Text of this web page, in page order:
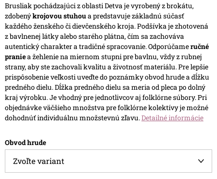
Brusliak pochádzajúci z oblasti Detva je vyrobený z brokátu,
zdobenýkrojovou stuhoua predstavuje základnú súčasť
každého ženského či dievčenského kroja. Podšívka je zhotovená
z bavlnenej látky alebo starého plátna, čím sa zachováva
autentický charakter a tradičné spracovanie.Odporúčameručné
praniea žehlenie na miernom stupni pre bavlnu, vždy z rubnej
strany, aby ste zachovali kvalitu a životnosť materiálu.Pre lepšie
prispôsobenie veľkosti uveďte do poznámky obvod hrude a dĺžku
predného dielu. Dĺžka predného dielu sa meria od pleca po dolný
kraj výrobku.Je vhodný pre jednotlivcov aj folklórne súbory. Pri
objednávke väčšieho množstva pre folklórne kolektívy je možné
dohodnúť individuálnu množstevnú zľavu.Detailné informácie
Obvod hrude